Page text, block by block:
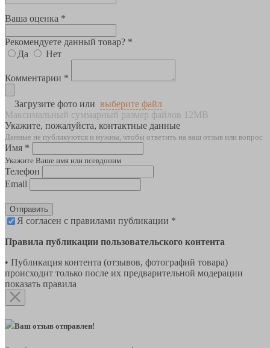
Ваша оценка *
Рекомендуете данный товар? *
Да
Нет
Комментарии *
Загрузите фото или выберите файл
Максимальный суммарный размер файлов 12MB
Укажите, пожалуйста, контактные данные
Данные не публикуются и нужны, чтобы ответить на ваш отзыв или вопрос
Имя *
Укажите Ваше имя или псевдоним
Телефон
Email
Отправить
Я согласен с правилами публикации *
Правила публикации пользовательского контента
• Публикация контента (отзывов, фотографий товара)
происходит только после их предварительной модерации
показать правила
Ваш отзыв отправлен!